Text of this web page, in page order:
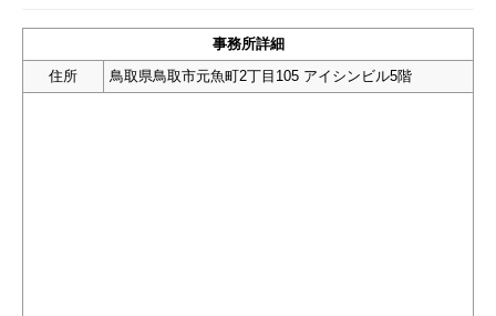
事務所詳細
住所
鳥取県鳥取市元魚町2丁目105 アイシンビル5階